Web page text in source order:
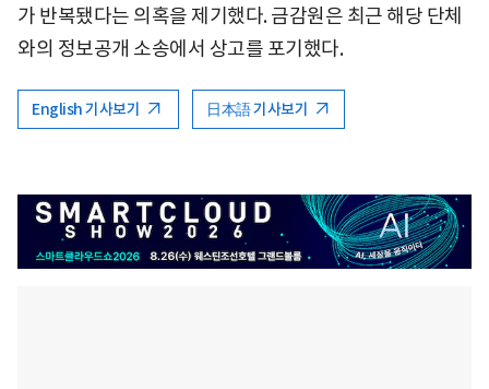
가 반복됐다는 의혹을 제기했다. 금감원은 최근 해당 단체
와의 정보공개 소송에서 상고를 포기했다.
English 기사보기 日本語 기사보기